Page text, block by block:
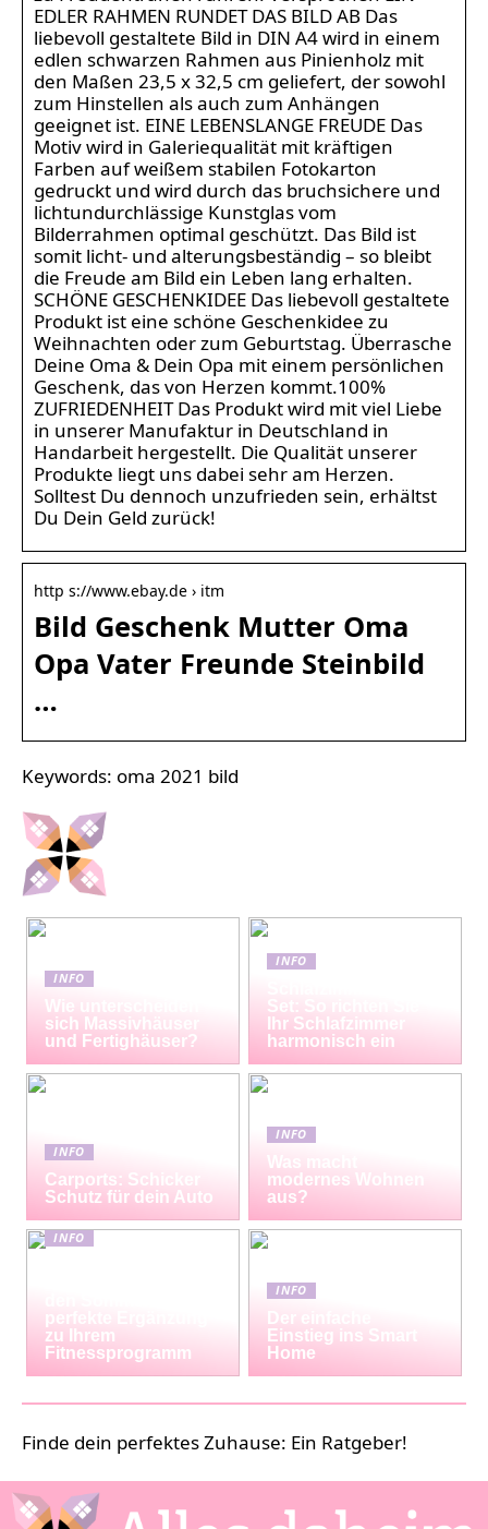
EDLER RAHMEN RUNDET DAS BILD AB Das
liebevoll gestaltete Bild in DIN A4 wird in einem
edlen schwarzen Rahmen aus Pinienholz mit
den Maßen 23,5 x 32,5 cm geliefert, der sowohl
zum Hinstellen als auch zum Anhängen
geeignet ist. EINE LEBENSLANGE FREUDE Das
Motiv wird in Galeriequalität mit kräftigen
Farben auf weißem stabilen Fotokarton
gedruckt und wird durch das bruchsichere und
lichtundurchlässige Kunstglas vom
Bilderrahmen optimal geschützt. Das Bild ist
somit licht- und alterungsbeständig – so bleibt
die Freude am Bild ein Leben lang erhalten.
SCHÖNE GESCHENKIDEE Das liebevoll gestaltete
Produkt ist eine schöne Geschenkidee zu
Weihnachten oder zum Geburtstag. Überrasche
Deine Oma & Dein Opa mit einem persönlichen
Geschenk, das von Herzen kommt.100%
ZUFRIEDENHEIT Das Produkt wird mit viel Liebe
in unserer Manufaktur in Deutschland in
Handarbeit hergestellt. Die Qualität unserer
Produkte liegt uns dabei sehr am Herzen.
Solltest Du dennoch unzufrieden sein, erhältst
Du Dein Geld zurück!
http s://www.ebay.de › itm
Bild Geschenk Mutter Oma
Opa Vater Freunde Steinbild
…
Keywords: oma 2021 bild
INFO
Wie unterscheiden
sich Massivhäuser
und Fertighäuser?
INFO
Set: So richten Sie
Ihr Schlafzimmer
harmonisch ein
INFO
Carports: Schicker
Schutz für dein Auto
INFO
Was macht
modernes Wohnen
aus?
INFO
perfekte Ergänzung
zu Ihrem
Fitnessprogramm
INFO
Der einfache
Einstieg ins Smart
Home
Finde dein perfektes Zuhause: Ein Ratgeber!